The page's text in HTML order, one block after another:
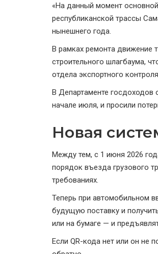
«На данный момент
республиканской трассы
нынешнего года.
В рамках ремонта движение
строительного шлагбаума,
отдела экспортного
В Департаменте
начале июля, и просили
Новая
Между тем, с 1 июня 2026
порядок въезда грузового
требованиях.
Теперь при автомобильном
будущую поставку и
или на бумаге — и
Если QR-кода нет или он не